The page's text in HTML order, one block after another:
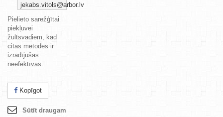
jekabs.vitols@arbor.lv
Pielieto sarežģītai
piekļuvei
žultsvadiem, kad
citas metodes ir
izrādījušās
neefektīvas.
Kopīgot
Sūtīt draugam